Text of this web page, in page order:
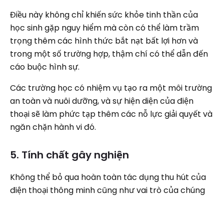
Điều này không chỉ khiến sức khỏe tinh thần của
học sinh gặp nguy hiểm mà còn có thể làm trầm
trọng thêm các hình thức bắt nạt bất lợi hơn và
trong một số trường hợp, thậm chí có thể dẫn đến
cáo buộc hình sự.
Các trường học có nhiệm vụ tạo ra một môi trường
an toàn và nuôi dưỡng, và sự hiện diện của điện
thoại sẽ làm phức tạp thêm các nỗ lực giải quyết và
ngăn chặn hành vi đó.
5. Tính chất gây nghiện
Không thể bỏ qua hoàn toàn tác dụng thu hút của
điện thoại thông minh cũng như vai trò của chúng